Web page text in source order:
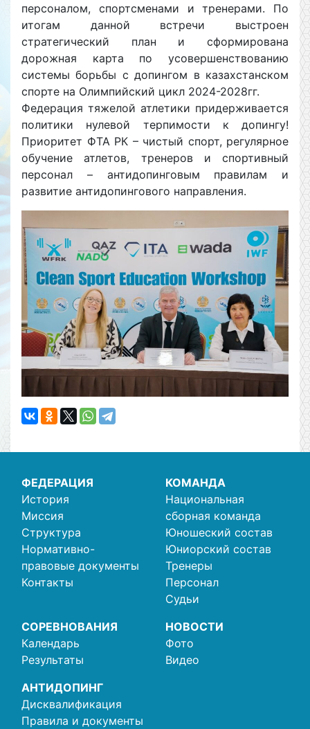
персоналом, спортсменами и тренерами. По
итогам данной встречи выстроен
стратегический план и сформирована
дорожная карта по усовершенствованию
системы борьбы с допингом в казахстанском
спорте на Олимпийский цикл 2024-2028гг.
Федерация тяжелой атлетики придерживается
политики нулевой терпимости к допингу!
Приоритет ФТА РК – чистый спорт, регулярное
обучение атлетов, тренеров и спортивный
персонал – антидопинговым правилам и
развитие антидопингового направления.
ФЕДЕРАЦИЯ
История
Миссия
Структура
Нормативно-
правовые документы
Контакты
КОМАНДА
Национальная
сборная команда
Юношеский состав
Юниорский состав
Тренеры
Персонал
Судьи
СОРЕВНОВАНИЯ
Календарь
Результаты
НОВОСТИ
Фото
Видео
АНТИДОПИНГ
Дисквалификация
Правила и документы